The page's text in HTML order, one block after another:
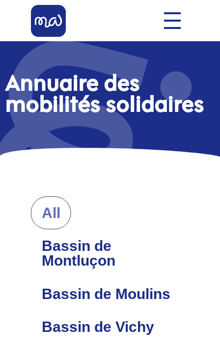
Mobil'Allier
Votre Allier Mobilité
Annuaire des
mobilités solidaires
All
Bassin de
Montluçon
Bassin de Moulins
Bassin de Vichy